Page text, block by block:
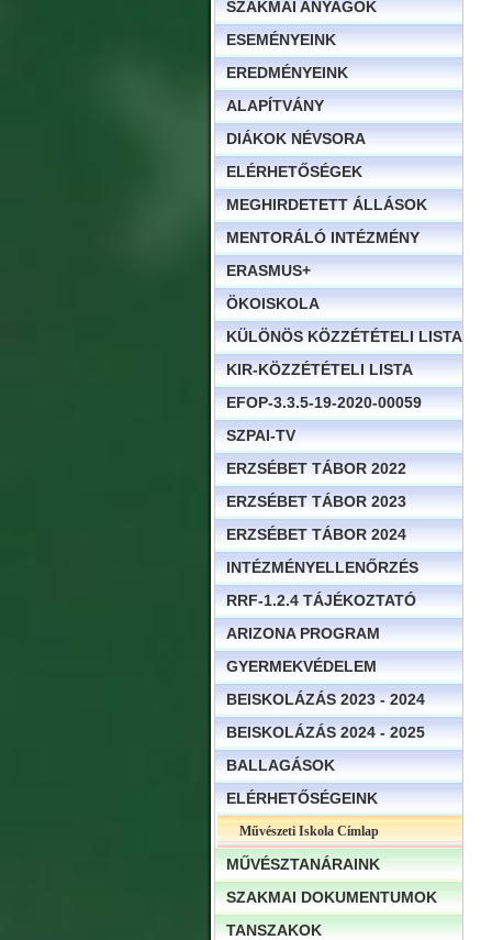
SZAKMAI ANYAGOK
ESEMÉNYEINK
EREDMÉNYEINK
ALAPÍTVÁNY
DIÁKOK NÉVSORA
ELÉRHETŐSÉGEK
MEGHIRDETETT ÁLLÁSOK
MENTORÁLÓ INTÉZMÉNY
ERASMUS+
ÖKOISKOLA
KÜLÖNÖS KÖZZÉTÉTELI LISTA
KIR-KÖZZÉTÉTELI LISTA
EFOP-3.3.5-19-2020-00059
SZPAI-TV
ERZSÉBET TÁBOR 2022
ERZSÉBET TÁBOR 2023
ERZSÉBET TÁBOR 2024
INTÉZMÉNYELLENŐRZÉS
RRF-1.2.4 TÁJÉKOZTATÓ
ARIZONA PROGRAM
GYERMEKVÉDELEM
BEISKOLÁZÁS 2023 - 2024
BEISKOLÁZÁS 2024 - 2025
BALLAGÁSOK
ELÉRHETŐSÉGEINK
Művészeti Iskola Címlap
MŰVÉSZTANÁRAINK
SZAKMAI DOKUMENTUMOK
TANSZAKOK